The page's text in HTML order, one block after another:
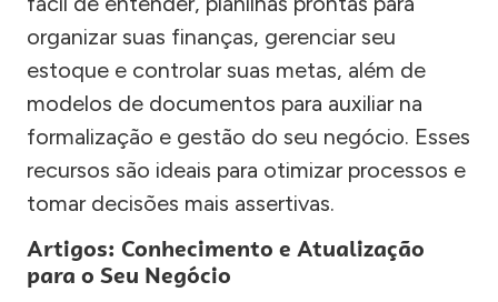
organizar suas finanças, gerenciar seu
estoque e controlar suas metas, além de
modelos de documentos para auxiliar na
formalização e gestão do seu negócio. Esses
recursos são ideais para otimizar processos e
tomar decisões mais assertivas.
Artigos: Conhecimento e Atualização
para o Seu Negócio